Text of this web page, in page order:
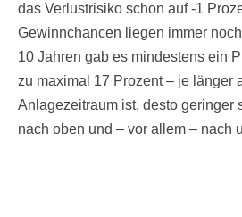
das Verlustrisiko schon auf -1
Gewinnchancen liegen immer
10 Jahren gab es mindestens ein
zu maximal 17 Prozent – je länger
Anlagezeitraum ist, desto geringer
nach oben und – vor allem – nach